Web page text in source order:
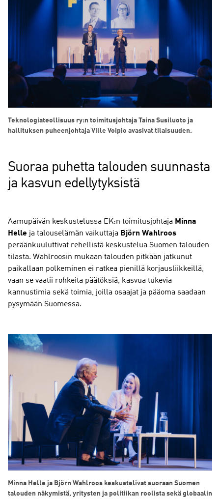
Teknologiateollisuus ry:n toimitusjohtaja Taina Susiluoto ja
hallituksen puheenjohtaja Ville Voipio avasivat tilaisuuden.
Suoraa puhetta talouden suunnasta
ja kasvun edellytyksistä
Aamupäivän keskustelussa EK:n toimitusjohtaja Minna
Helle ja talouselämän vaikuttaja Björn Wahlroos
peräänkuuluttivat rehellistä keskustelua Suomen talouden
tilasta. Wahlroosin mukaan talouden pitkään jatkunut
paikallaan polkeminen ei ratkea pienillä korjausliikkeillä,
vaan se vaatii rohkeita päätöksiä, kasvua tukevia
kannustimia sekä toimia, joilla osaajat ja pääoma saadaan
pysymään Suomessa.
Minna Helle ja Björn Wahlroos keskustelivat suoraan Suomen
talouden näkymistä, yritysten ja politiikan roolista sekä globaalin